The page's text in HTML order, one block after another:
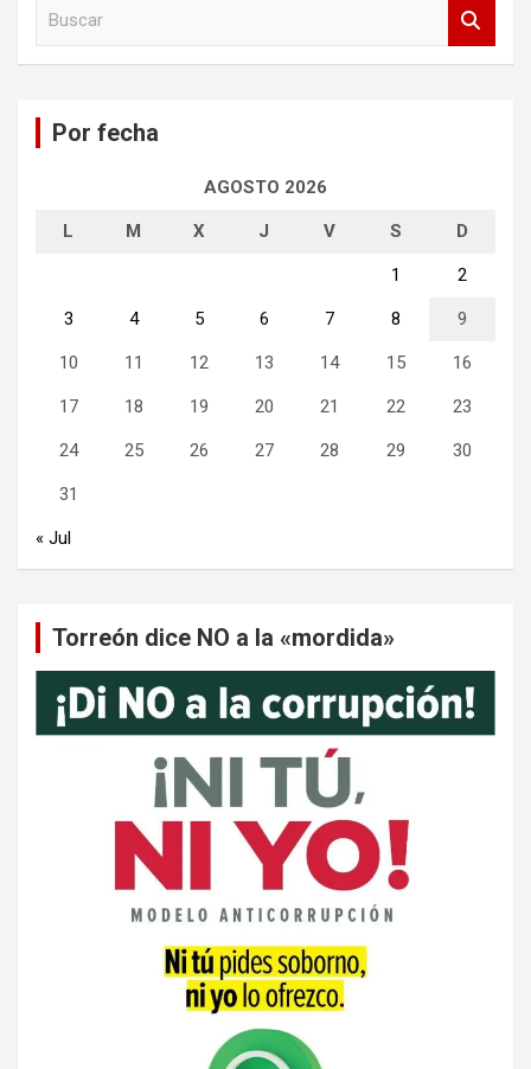
Por fecha
AGOSTO 2026
L M X J V S D
1 2
3 4 5 6 7 8 9
10 11 12 13 14 15 16
17 18 19 20 21 22 23
24 25 26 27 28 29 30
31
« Jul
Torreón dice NO a la «mordida»